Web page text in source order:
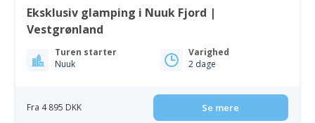
Eksklusiv glamping i Nuuk Fjord |
Vestgrønland
Turen starter
Nuuk
Varighed
2 dage
Fra 4 895 DKK Se mere